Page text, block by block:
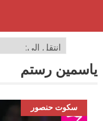
ياسمين رستم
سكوت حنصور